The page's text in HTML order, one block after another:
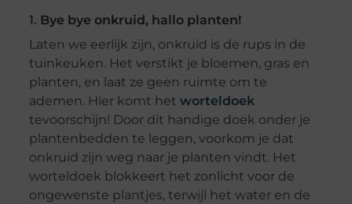
1. Bye bye onkruid, hallo planten!
Laten we eerlijk zijn, onkruid is de rups in de
tuinkeuken. Het verstikt je bloemen, gras en
planten, en laat ze geen ruimte om te
ademen. Hier komt het worteldoek
tevoorschijn! Door dit handige doek onder je
plantenbedden te leggen, voorkom je dat
onkruid zijn weg naar je planten vindt. Het
worteldoek blokkeert het zonlicht voor de
ongewenste plantjes, terwijl het water en de